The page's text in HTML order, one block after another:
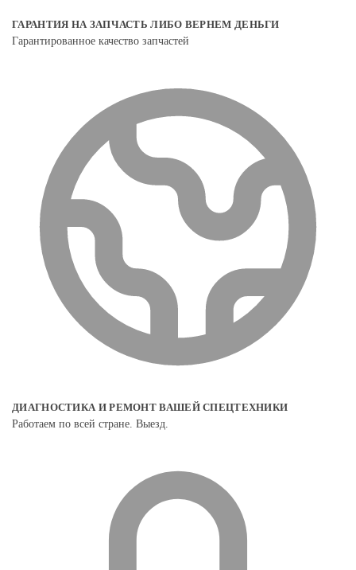
ГАРАНТИЯ НА ЗАПЧАСТЬ ЛИБО ВЕРНЕМ ДЕНЬГИ
Гарантированное качество запчастей
ДИАГНОСТИКА И РЕМОНТ ВАШЕЙ СПЕЦТЕХНИКИ
Работаем по всей стране. Выезд.